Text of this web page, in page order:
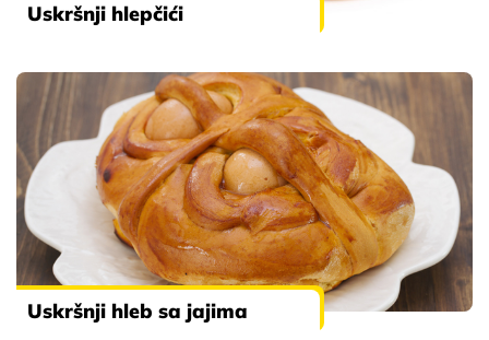
Uskršnji hlepčići
Uskršnji hleb sa jajima